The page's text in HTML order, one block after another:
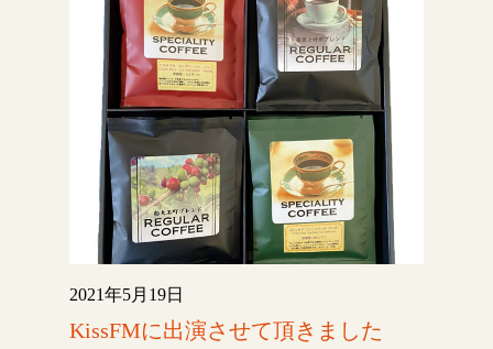
2021年5月19日
KissFMに出演させて頂きました